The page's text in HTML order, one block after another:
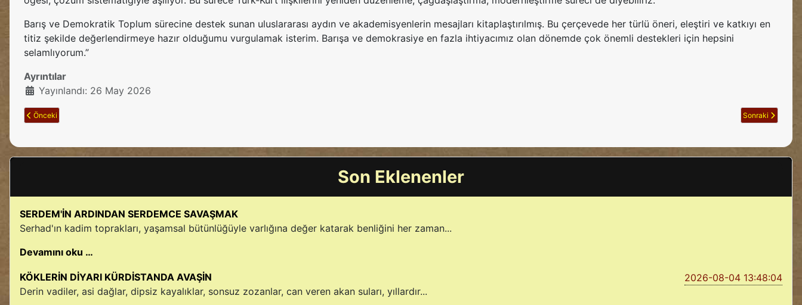
Barış ve Demokratik Toplum sürecine destek sunan uluslararası aydın ve akademisyenlerin mesajları kitaplaştırılmış. Bu çerçevede her türlü öneri, eleştiri ve katkıyı en
titiz şekilde değerlendirmeye hazır olduğumu vurgulamak isterim. Barışa ve demokrasiye en fazla ihtiyacımız olan dönemde çok önemli destekleri için hepsini
selamlıyorum.”
Ayrıntılar
Yayınlandı: 26 May 2026
Önceki makale: Zîlan Yaşam Manifestomuzdur
Önceki Sonraki makale:
Sonraki
Son Eklenenler
SERDEM'İN ARDINDAN SERDEMCE SAVAŞMAK
Serhad'ın kadim toprakları, yaşamsal bütünlüğüyle varlığına değer katarak benliğini her zaman...
Devamını oku …
2026-08-04 13:48:04
KÖKLERİN DİYARI KÜRDİSTANDA AVAŞİN
Derin vadiler, asi dağlar, dipsiz kayalıklar, sonsuz zozanlar, can veren akan suları, yıllardır...